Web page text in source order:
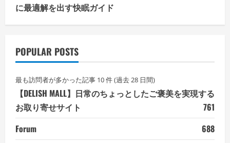
に最適解を出す快眠ガイド
POPULAR POSTS
最も訪問者が多かった記事 10 件 (過去 28 日間)
【DELISH MALL】日常のちょっとしたご褒美を実現する
お取り寄せサイト
761
Forum
688